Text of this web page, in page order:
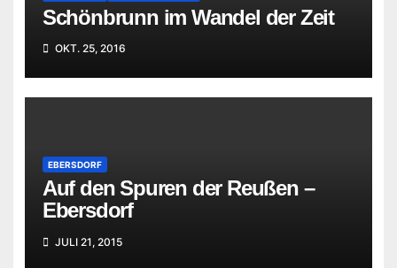
Schönbrunn im Wandel der Zeit
OKT. 25, 2016
EBERSDORF
Auf den Spuren der Reußen –
Ebersdorf
JULI 21, 2015